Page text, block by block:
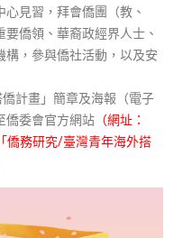
見習，拜會僑團（教、
僑領、華裔政經界人士、
構，參與僑社活動，以及安
計畫」簡章及海報（電子
僑委會官方網站（網址：
僑務研究/臺灣青年海外搭